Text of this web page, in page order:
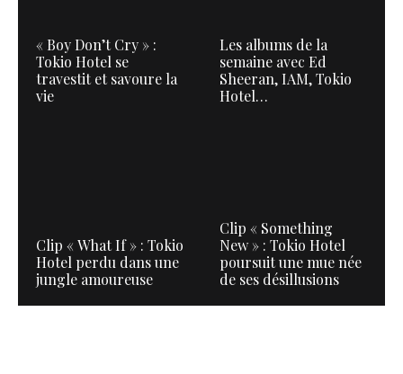
« Boy Don’t Cry » :
Tokio Hotel se
travestit et savoure la
vie
Les albums de la
semaine avec Ed
Sheeran, IAM, Tokio
Hotel…
Clip « What If » : Tokio
Hotel perdu dans une
jungle amoureuse
Clip « Something
New » : Tokio Hotel
poursuit une mue née
de ses désillusions